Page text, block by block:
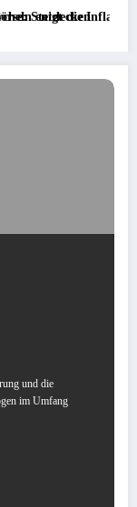
Neue
und die
im Umfang